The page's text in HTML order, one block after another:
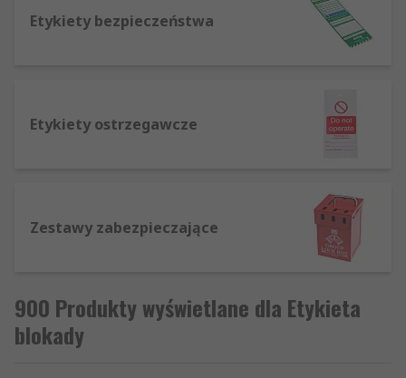
Etykiety bezpieczeństwa
Etykiety ostrzegawcze
Zestawy zabezpieczające
900 Produkty wyświetlane dla Etykieta
blokady